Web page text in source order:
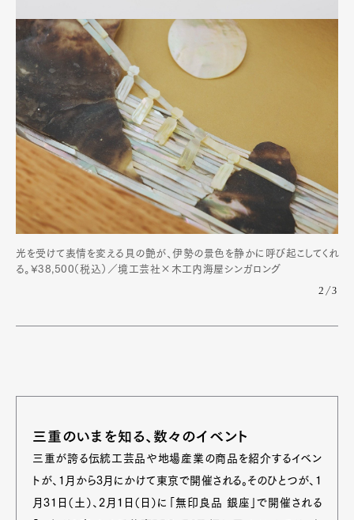
光を受けて表情を変える貝の艶が、伊勢の景色を静かに呼び起こしてくれ
る。¥38,500（税込）／境工芸社×木工内海屋シンガロング
2/3
三重のいまを知る、数々のイベント
三重が誇る伝統工芸品や地場産業の商品を紹介するイベン
トが、1月から3月にかけて東京で開催される。そのひとつが、1
月31日（土）、2月1日（日）に「無印良品 銀座」で開催される